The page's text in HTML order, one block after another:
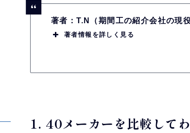
著者：T.N（期間工の紹介会社の現
著者情報を詳しく見る
1. 40メーカーを比較して